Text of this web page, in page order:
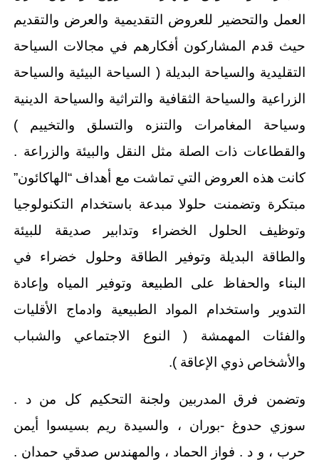
العمل والتحضير للعروض التقديمية والعرض والتقديم
حيث قدم المشاركون أفكارهم في مجالات السياحة
التقليدية والسياحة البديلة ( السياحة البيئية والسياحة
الزراعية والسياحة الثقافية والتراثية والسياحة الدينية
وسياحة المغامرات والتنزه والتسلق والتخييم )
والقطاعات ذات الصلة مثل النقل والبيئة والزراعة .
كانت هذه العروض التي تماشت مع أهداف “الهاكائون”
مبتكرة وتضمنت حلولا مبدعة باستخدام التكنولوجيا
وتوظيف الحلول الخضراء وتدابير صديقة للبيئة
والطاقة البديلة وتوفير الطاقة وحلول خضراء في
البناء والحفاظ على الطبيعة وتوفير المياه وإعادة
التدوير واستخدام المواد الطبيعية وادماج الأقليات
والفئات المهمشة ( النوع الاجتماعي والشباب
والأشخاص ذوي الإعاقة ).
وتضمن فرق المدربين ولجنة التحكيم كل من د .
سوزي حدوغ -بوران ، والسيدة ريم بسيسوا أيمن
حرب ، و د . فواز الحماد ، والمهندس صدقي حمدان .